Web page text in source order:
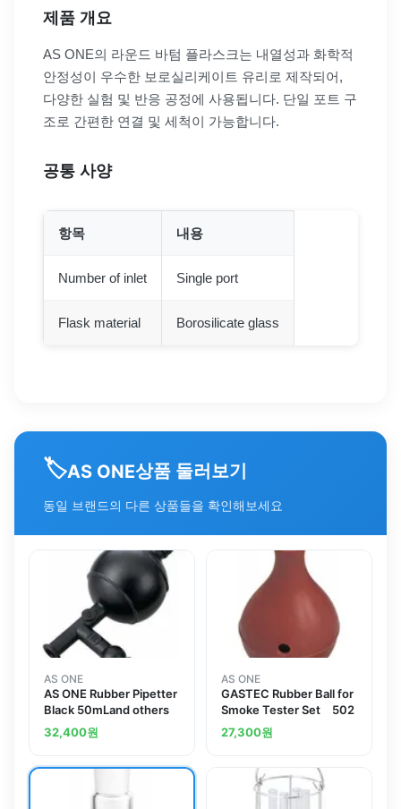
제품 개요
AS ONE의 라운드 바텀 플라스크는 내열성과 화학적
안정성이 우수한 보로실리케이트 유리로 제작되어,
다양한 실험 및 반응 공정에 사용됩니다. 단일 포트 구
조로 간편한 연결 및 세척이 가능합니다.
공통 사양
항목 내용
Number of inlet Single port
Flask material Borosilicate glass
🏷️AS ONE상품 둘러보기
동일 브랜드의 다른 상품들을 확인해보세요
AS ONE
AS ONE Rubber Pipetter
Black 50mLand others
32,400원
AS ONE
GASTEC Rubber Ball for
Smoke Tester Set 502
27,300원